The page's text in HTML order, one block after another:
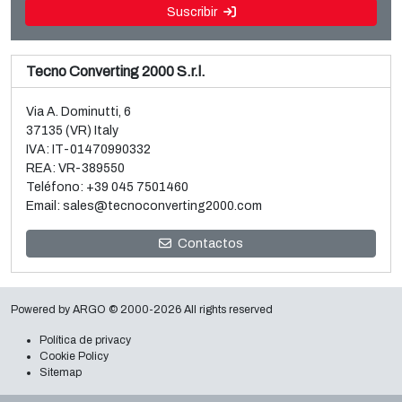
Venta y desmontaje de 3 Metalizadoras al vacío Galileo
Leer más
Suscribir
Tecno Converting 2000 S.r.l.
Via A. Dominutti, 6
37135 (VR) Italy
IVA: IT-01470990332
REA: VR-389550
Teléfono: +39 045 7501460
Email: sales@tecnoconverting2000.com
Contactos
Powered by ARGO © 2000-2026 All rights reserved
Política de privacy
Cookie Policy
Sitemap